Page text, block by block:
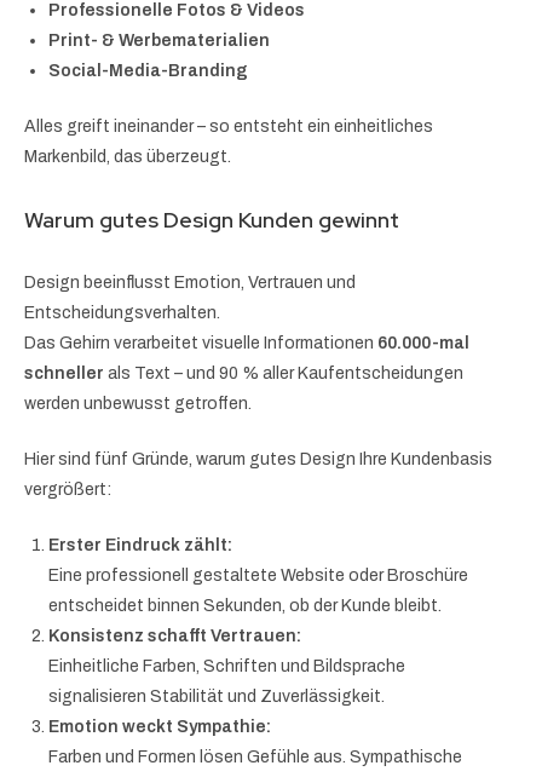
Professionelle Fotos & Videos
Print- & Werbematerialien
Social-Media-Branding
Alles greift ineinander – so entsteht ein einheitliches
Markenbild, das überzeugt.
Warum gutes Design Kunden gewinnt
Design beeinflusst Emotion, Vertrauen und
Entscheidungsverhalten.
Das Gehirn verarbeitet visuelle Informationen 60.000-mal
schneller als Text – und 90 % aller Kaufentscheidungen
werden unbewusst getroffen.
Hier sind fünf Gründe, warum gutes Design Ihre Kundenbasis
vergrößert:
Erster Eindruck zählt:
Eine professionell gestaltete Website oder Broschüre
entscheidet binnen Sekunden, ob der Kunde bleibt.
Konsistenz schafft Vertrauen:
Einheitliche Farben, Schriften und Bildsprache
signalisieren Stabilität und Zuverlässigkeit.
Emotion weckt Sympathie:
Farben und Formen lösen Gefühle aus. Sympathische